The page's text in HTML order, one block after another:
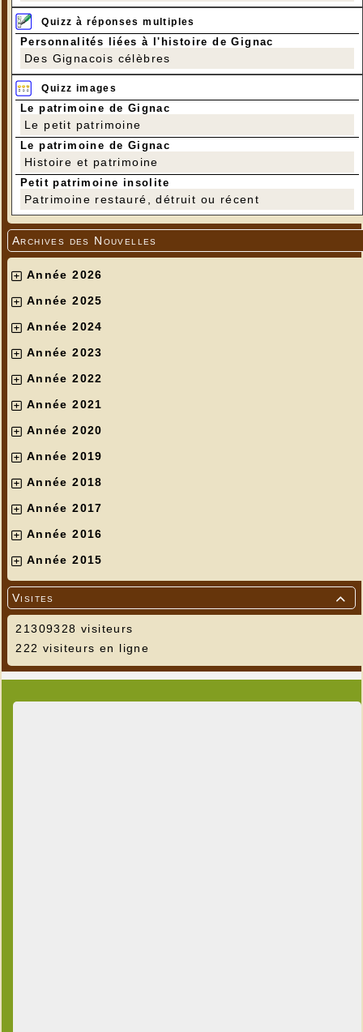
Quizz à réponses multiples
Personnalités liées à l'histoire de Gignac
Des Gignacois célèbres
Quizz images
Le patrimoine de Gignac
Le petit patrimoine
Le patrimoine de Gignac
Histoire et patrimoine
Petit patrimoine insolite
Patrimoine restauré, détruit ou récent
Archives des Nouvelles
Année 2026
Année 2025
Année 2024
Année 2023
Année 2022
Année 2021
Année 2020
Année 2019
Année 2018
Année 2017
Année 2016
Année 2015

Visites
21309328 visiteurs
222 visiteurs en ligne